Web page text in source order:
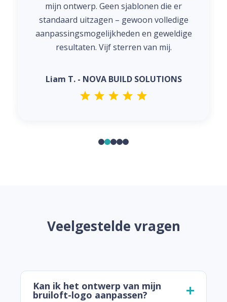
mijn ontwerp. Geen sjablonen die er
standaard uitzagen – gewoon volledige
aanpassingsmogelijkheden en geweldige
resultaten. Vijf sterren van mij.
Liam T. - NOVA BUILD SOLUTIONS
Veelgestelde vragen
Kan ik het ontwerp van mijn
bruiloft-logo aanpassen?